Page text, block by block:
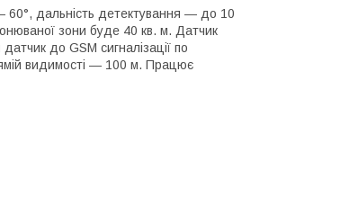
60°, дальність детектування ― до 10
зони буде 40 кв. м. Датчик
до GSM сигналізації по
видимості ― 100 м. Працює